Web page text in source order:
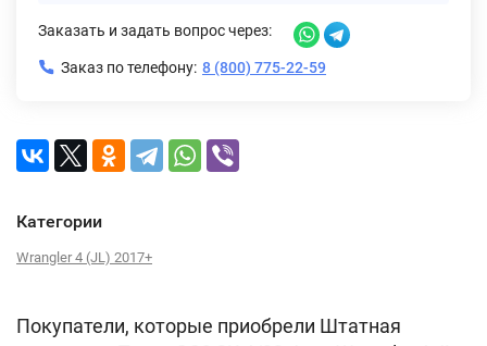
Заказать и задать вопрос через:
Заказ по телефону: 8 (800) 775-22-59
Категории
Wrangler 4 (JL) 2017+
Покупатели, которые приобрели Штатная